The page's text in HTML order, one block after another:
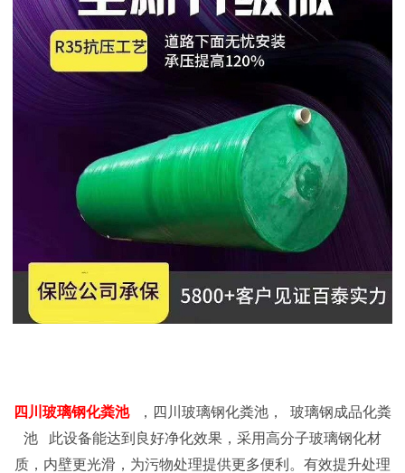
四川 玻璃钢化粪池 ，四川玻璃钢化粪池， 玻璃钢成品化粪
池 此设备能达到良好净化效果，采用高分子玻璃钢化材
质，内壁更光滑，为污物处理提供更多便利。有效提升处理